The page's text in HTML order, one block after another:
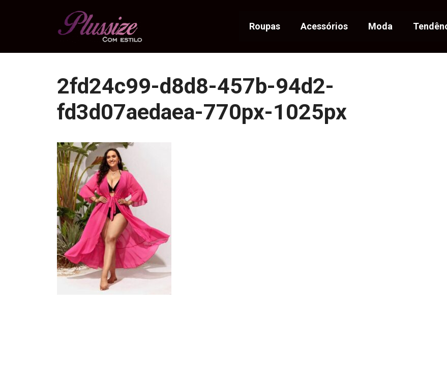
Roupas Acessórios Moda
2fd24c99-d8d8-457b-94d2-
fd3d07aedaea-770px-1025px